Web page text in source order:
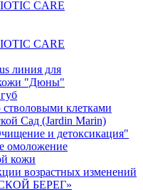
CARE
CARE
линия для
кожи "Дюны"
стволовыми клетками
Сад (Jardin Marin)
и детоксикация"
омоложение
кожи
возрастных изменений
БЕРЕГ»